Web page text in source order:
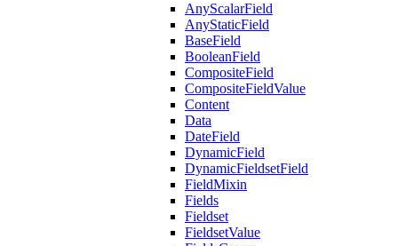
AnyScalarField
AnyStaticField
BaseField
BooleanField
CompositeField
CompositeFieldValue
Content
Data
DateField
DynamicField
DynamicFieldsetField
FieldMixin
Fields
Fieldset
FieldsetValue